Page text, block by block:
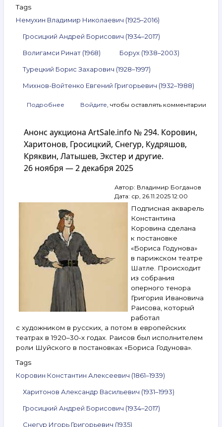
Tags
Немухин Владимир Николаевич (1925–2016)
Гросицкий Андрей Борисович (1934–2017)
Волигамси Ринат (1968) Борух (1938–2003)
Турецкий Борис Захарович (1928–1997)
Михнов-Войтенко Евгений Григорьевич (1932–1988)
Подробнее
ArtSale.info
№ 313.
Немухин,
Гросицкий,
Волигамси,
Михнов‑Войтенко
и другие.
22–
28 апреля 2026
Войдите , чтобы оставлять комментарии
Анонс аукциона ArtSale.info № 294. Коровин,
Харитонов, Гросицкий, Снегур, Кудряшов,
Кряквин, Латышев, Экстер и другие.
26 ноября — 2 декабря 2025
Автор: Владимир Богданов
Дата: ср, 26.11.2025 12:00
Подписная акварель
Константина
Коровина сделана
к постановке
«Бориса Годунова»
в парижском театре
Шатле. Происходит
из собрания
оперного тенора
Григория Ивановича
Раисова, который
работал
с художником в русских, а потом в европейских
театрах в 1920–30‑х годах. Раисов был исполнителем
роли Шуйского в постановках «Бориса Годунова».
Tags
Коровин Константин Алексеевич (1861–1939)
Харитонов Александр Васильевич (1931–1993)
Гросицкий Андрей Борисович (1934–2017)
Снегур Игорь Григорьевич (1935)